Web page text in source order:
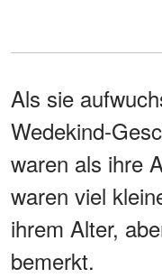
Als sie
Wedekind-
waren als ihre
waren viel
ihrem Alter,
bemerkt.